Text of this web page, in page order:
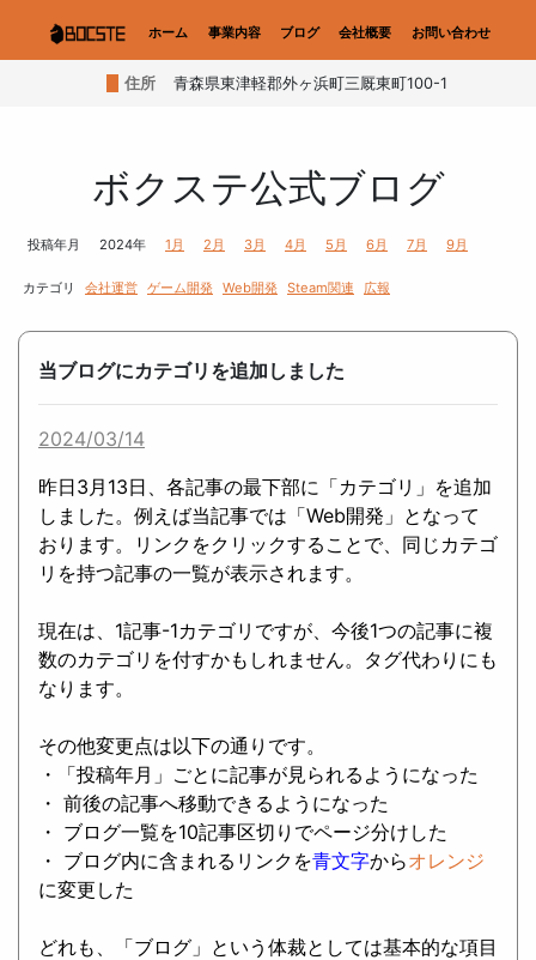
ホーム 事業内容 ブログ 会社概要 お問い合わせ
住所 青森県東津軽郡外ヶ浜町三厩東町100-1
ボクステ公式ブログ
投稿年月 2024年 1月 2月 3月 4月 5月 6月 7月 9月
カテゴリ 会社運営 ゲーム開発 Web開発 Steam関連 広報
当ブログにカテゴリを追加しました
2024/03/14
昨日3月13日、各記事の最下部に「カテゴリ」を追加
しました。例えば当記事では「Web開発」となって
おります。リンクをクリックすることで、同じカテゴ
リを持つ記事の一覧が表示されます。
現在は、1記事-1カテゴリですが、今後1つの記事に複
数のカテゴリを付すかもしれません。タグ代わりにも
なります。
その他変更点は以下の通りです。
・「投稿年月」ごとに記事が見られるようになった
・ 前後の記事へ移動できるようになった
・ ブログ一覧を10記事区切りでページ分けした
・ ブログ内に含まれるリンクを青文字からオレンジ
に変更した
どれも、「ブログ」という体裁としては基本的な項目